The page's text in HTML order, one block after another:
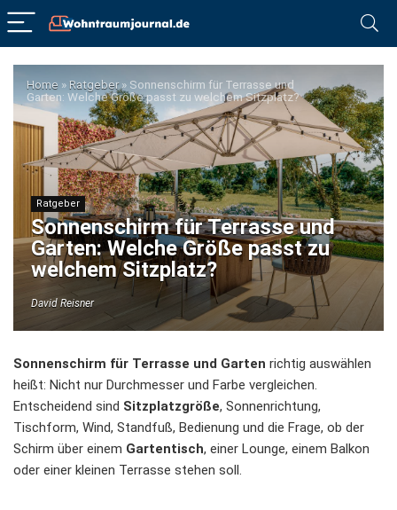
Home » Ratgeber» Sonnenschirm für Terrasse und
Garten: Welche Größe passt zu welchem Sitzplatz?
Ratgeber
Sonnenschirm für Terrasse und
Garten: Welche Größe passt zu
welchem Sitzplatz?
David Reisner
Sonnenschirm für Terrasse und Garten richtig auswählen
heißt: Nicht nur Durchmesser und Farbe vergleichen.
Entscheidend sind Sitzplatzgröße, Sonnenrichtung,
Tischform, Wind, Standfuß, Bedienung und die Frage, ob der
Schirm über einem Gartentisch, einer Lounge, einem Balkon
oder einer kleinen Terrasse stehen soll.